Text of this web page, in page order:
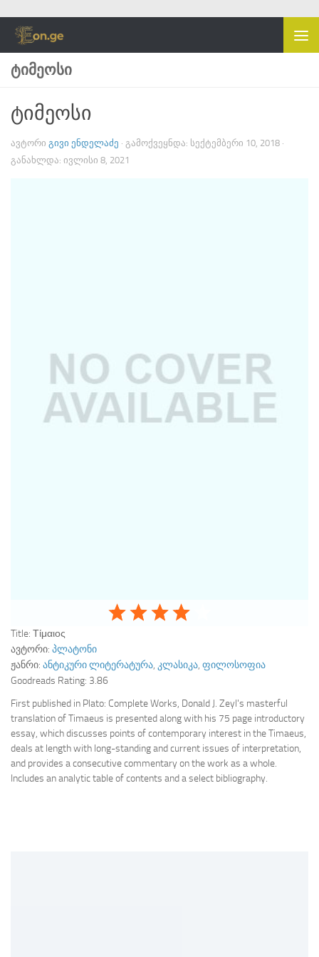
Skip to content
ᲢᲘᲛᲔᲝᲡᲘ
ტიმეოსი
ᲐᲕᲢᲝᲠᲘ ᲒᲘᲕᲘ ᲔᲜᲓᲔᲚᲐᲫᲔ · ᲒᲐᲛᲝᲥᲕᲔᲧᲜᲓᲐ: ᲡᲔᲥᲢᲔᲛᲑᲔᲠᲘ 10, 2018 ·
ᲒᲐᲜᲐᲮᲚᲓᲐ: ᲘᲕᲚᲘᲡᲘ 8, 2021
Title: Τίμαιος
ავტორი: პლატონი
ჟანრი: ანტიკური ლიტერატურა, კლასიკა, ფილოსოფია
Goodreads Rating: 3.86
First published in Plato: Complete Works, Donald J. Zeyl's masterful
translation of Timaeus is presented along with his 75 page introductory
essay, which discusses points of contemporary interest in the Timaeus,
deals at length with long-standing and current issues of interpretation,
and provides a consecutive commentary on the work as a whole.
Includes an analytic table of contents and a select bibliography.